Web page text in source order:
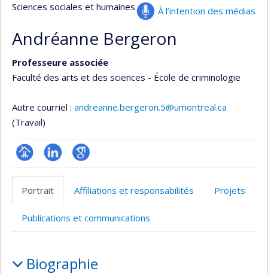
À l’intention des médias
Sciences sociales et humaines
Andréanne Bergeron
Professeure associée
Faculté des arts et des sciences - École de criminologie
Autre courriel : andreanne.bergeron.5@umontreal.ca
(Travail)
Page LinkedInGoogle
Portrait Affiliations et responsabilités Projets
Publications et communications
Biographie